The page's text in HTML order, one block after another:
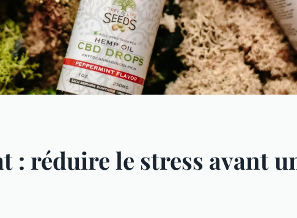
: réduire le stress avant